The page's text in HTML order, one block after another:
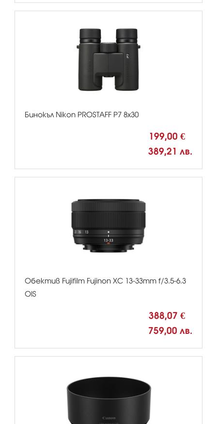
Бинокъл Nikon PROSTAFF P7 8x30
199,00 €
389,21 лв.
Обектив Fujifilm Fujinon XC 13-33mm f/3.5-6.3
OIS
388,07 €
759,00 лв.